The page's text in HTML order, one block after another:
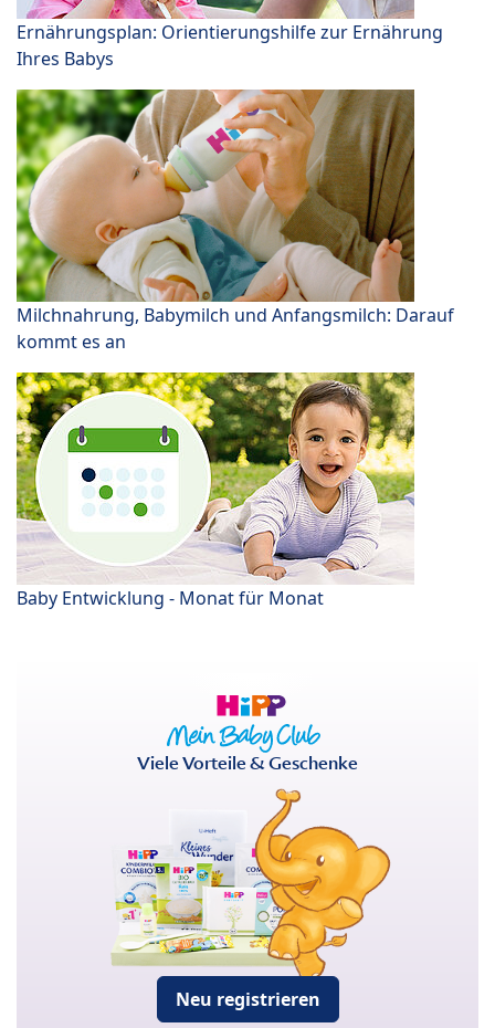
Ernährungsplan: Orientierungshilfe zur Ernährung
Ihres Babys
Milchnahrung, Babymilch und Anfangsmilch: Darauf
kommt es an
Baby Entwicklung - Monat für Monat
Viele Vorteile & Geschenke
Neu registrieren